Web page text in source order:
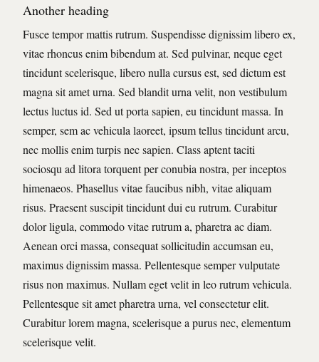
Another heading
Fusce tempor mattis rutrum. Suspendisse dignissim libero ex,
vitae rhoncus enim bibendum at. Sed pulvinar, neque eget
tincidunt scelerisque, libero nulla cursus est, sed dictum est
magna sit amet urna. Sed blandit urna velit, non vestibulum
lectus luctus id. Sed ut porta sapien, eu tincidunt massa. In
semper, sem ac vehicula laoreet, ipsum tellus tincidunt arcu,
nec mollis enim turpis nec sapien. Class aptent taciti
sociosqu ad litora torquent per conubia nostra, per inceptos
himenaeos. Phasellus vitae faucibus nibh, vitae aliquam
risus. Praesent suscipit tincidunt dui eu rutrum. Curabitur
dolor ligula, commodo vitae rutrum a, pharetra ac diam.
Aenean orci massa, consequat sollicitudin accumsan eu,
maximus dignissim massa. Pellentesque semper vulputate
risus non maximus. Nullam eget velit in leo rutrum vehicula.
Pellentesque sit amet pharetra urna, vel consectetur elit.
Curabitur lorem magna, scelerisque a purus nec, elementum
scelerisque velit.